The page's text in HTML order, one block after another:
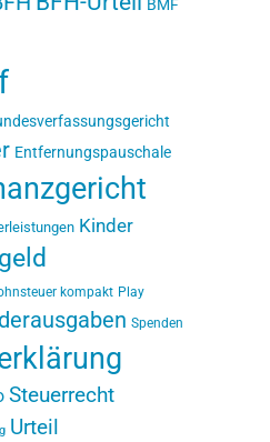
BMF
Entfernungspauschale
Kinder
kompakt Play
Spenden
Steuerrecht
Urteil